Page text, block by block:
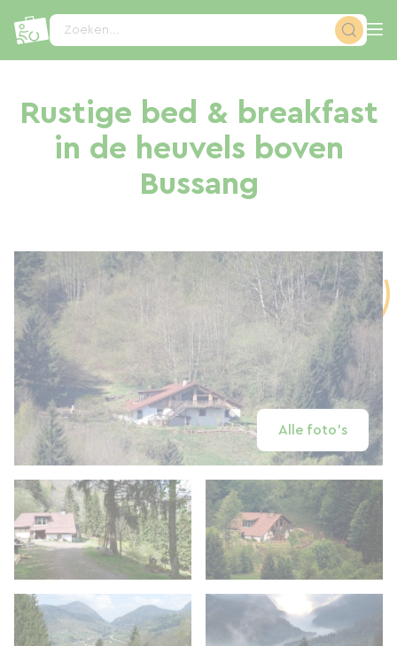
Zoeken...
Rustige bed & breakfast
in de heuvels boven
Bussang
Alle foto's
Cookies beheer paneel